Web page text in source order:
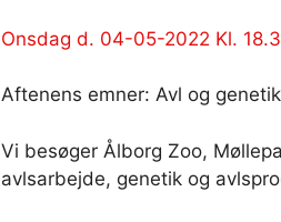
Onsdag d. 04-05-2022 Kl.
Aftenens emner: Avl og
Vi besøger Ålborg Zoo,
avlsarbejde, genetik og